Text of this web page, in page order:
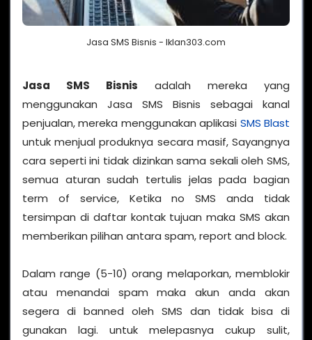
Jasa SMS Bisnis - Iklan303.com
Jasa SMS Bisnis adalah mereka yang
menggunakan Jasa SMS Bisnis sebagai kanal
penjualan, mereka menggunakan aplikasi SMS Blast
untuk menjual produknya secara masif, Sayangnya
cara seperti ini tidak dizinkan sama sekali oleh SMS,
semua aturan sudah tertulis jelas pada bagian
term of service, Ketika no SMS anda tidak
tersimpan di daftar kontak tujuan maka SMS akan
memberikan pilihan antara spam, report and block.
Dalam range (5-10) orang melaporkan, memblokir
atau menandai spam maka akun anda akan
segera di banned oleh SMS dan tidak bisa di
gunakan lagi. untuk melepasnya cukup sulit,